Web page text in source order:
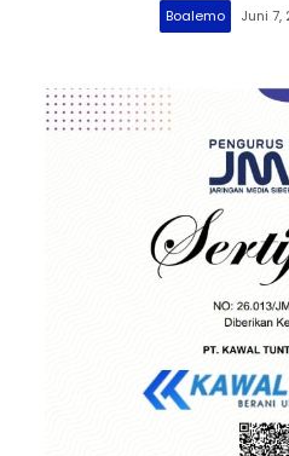
Boalemo Juni 7,